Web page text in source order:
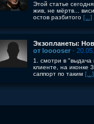
Этой статье
жив, не мёртв...
остов разбитого [...]
Экзопланеты:
от looooser -
1. смотри в "выдача
клиенте, на иконке
саппорт по таким [...]